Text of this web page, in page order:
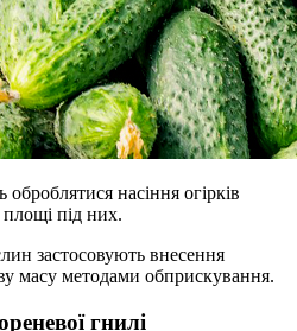
насіння огірків
під них.
застосовують внесення
масу методами обприскування.
гнилі